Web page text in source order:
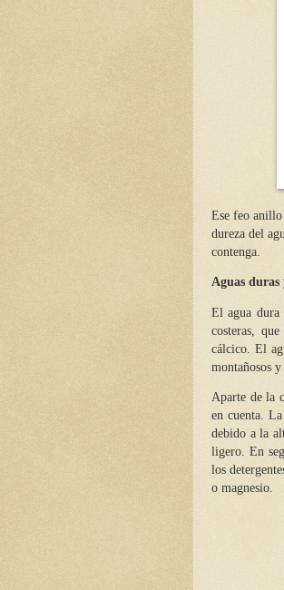
Ese feo anillo
dureza del
contenga.
Aguas duras
El agua dura
costeras,
cálcico. El
montañosos
Aparte de la
en cuenta.
debido a la
ligero. En
los
o magnesio.